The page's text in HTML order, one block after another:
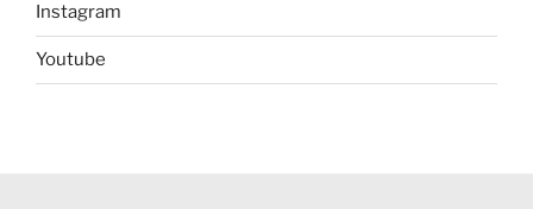
Instagram
Youtube